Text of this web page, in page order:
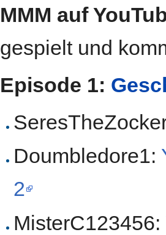
MMM auf
gespielt und
Episode 1:
Doumbledore1:
2
MisterC123456: